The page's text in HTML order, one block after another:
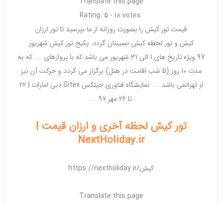
قیمتتور کیش را بصورت روزانه از ما بپرسید تاتور ارزان
کیش وتور لحظهکیش نصیبتان گردد. پکیجتور کیش شهریور
97 ویژه
تاریخ های 1 الی 31 شهریور می باشد که با پروازهای .... که به
مدت 10 روز (5 شب اقامت در هتل) برگزار می گردد و حرکت آن نیز
ازتهران
می باشد. ... نمایشگاه فناوری جیتکس Gitex دبی امارات | 22
تا 26 مهر 97 ...
تور کیش لحظه آخری و ارزان قیمت |
NextHoliday.ir
https://nextholiday.ir/کیش
Translate this page